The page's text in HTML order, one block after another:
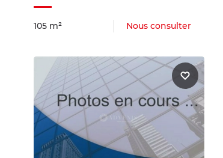
105 m² Nous consulter